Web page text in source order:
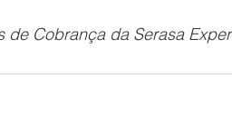
de Cobrança da Serasa